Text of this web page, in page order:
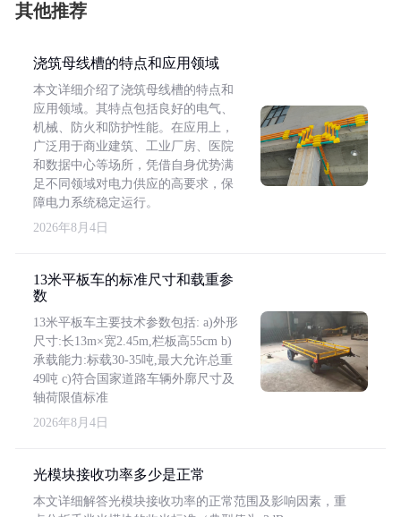
其他推荐
浇筑母线槽的特点和应用领域
本文详细介绍了浇筑母线槽的特点和
应用领域。其特点包括良好的电气、
机械、防火和防护性能。在应用上，
广泛用于商业建筑、工业厂房、医院
和数据中心等场所，凭借自身优势满
足不同领域对电力供应的高要求，保
障电力系统稳定运行。
2026年8月4日
13米平板车的标准尺寸和载重参
数
13米平板车主要技术参数包括: a)外形
尺寸:长13m×宽2.45m,栏板高55cm b)
承载能力:标载30-35吨,最大允许总重
49吨 c)符合国家道路车辆外廓尺寸及
轴荷限值标准
2026年8月4日
光模块接收功率多少是正常
本文详细解答光模块接收功率的正常范围及影响因素，重